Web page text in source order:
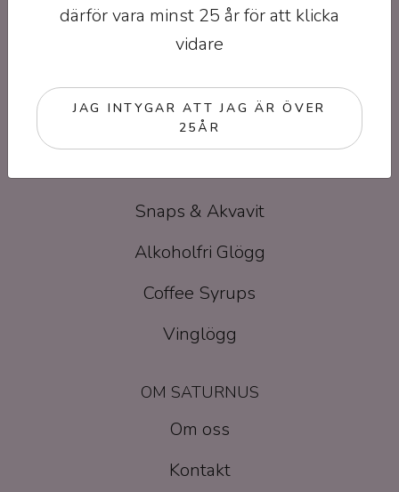
213 75 Malmö
Telefon: +46 40 671 19 00
PRODUKTER
Snaps & Akvavit
Alkoholfri Glögg
Coffee Syrups
Vinglögg
OM SATURNUS
Om oss
Kontakt
därför vara minst 25 år för att klicka
vidare
JAG INTYGAR ATT JAG ÄR ÖVER
25ÅR